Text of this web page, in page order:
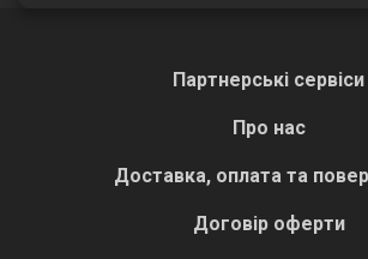
Партнерські сервіси
Про нас
Доставка, оплата та
Договір оферти